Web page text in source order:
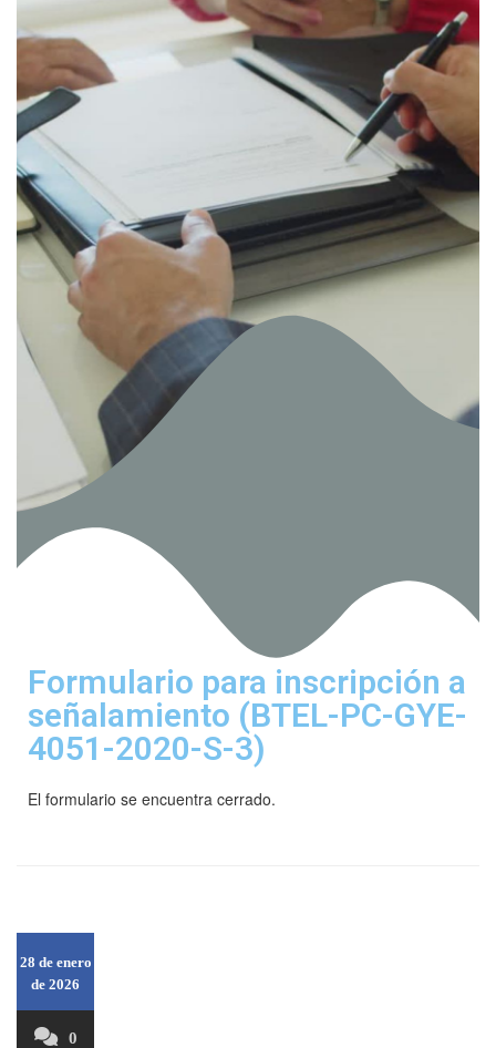
Formulario para inscripción a
señalamiento (BTEL-PC-GYE-
4051-2020-S-3)
El formulario se encuentra cerrado.
28 de enero
de 2026
0